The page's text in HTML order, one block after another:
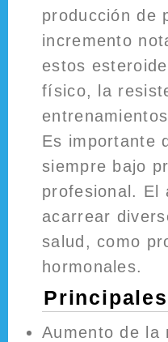
producción de
incremento
estos
físico, la
Es importante
siempre bajo
profesional. El
acarrear
salud, como
hormonales.
Aumento de la